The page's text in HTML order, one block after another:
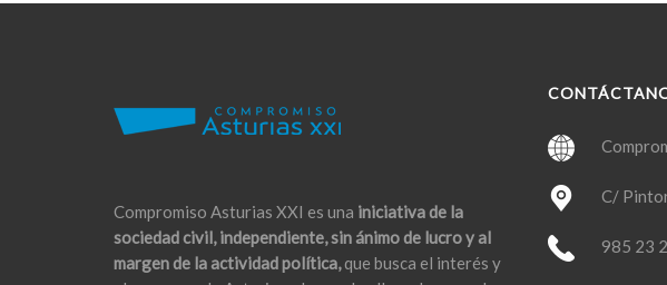
Compromiso Asturias XXI es una iniciativa de la
sociedad civil, independiente, sin ánimo de lucro y al
margen de la actividad política,que busca el interés y
C/ Pintor
985 23